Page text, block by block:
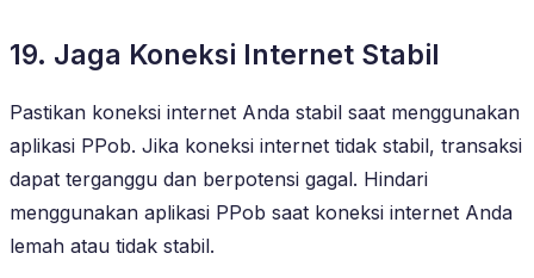
19. Jaga Koneksi Internet Stabil
Pastikan koneksi internet Anda stabil saat menggunakan
aplikasi PPob. Jika koneksi internet tidak stabil, transaksi
dapat terganggu dan berpotensi gagal. Hindari
menggunakan aplikasi PPob saat koneksi internet Anda
lemah atau tidak stabil.